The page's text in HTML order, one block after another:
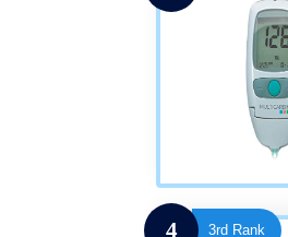
4 3rd Rank